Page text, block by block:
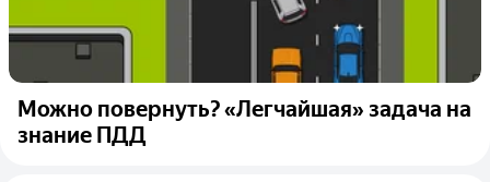
Можно повернуть? «Легчайшая» задача на
знание ПДД